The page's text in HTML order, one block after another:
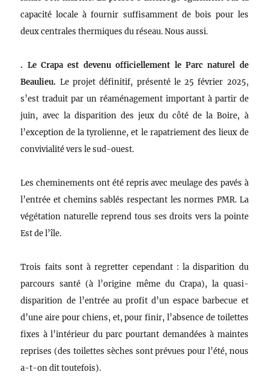
capacité locale à fournir suffisamment de bois pour les
deux centrales thermiques du réseau. Nous aussi.
. Le Crapa est devenu officiellement le Parc naturel de
Beaulieu. Le projet définitif, présenté le 25 février 2025,
s’est traduit par un réaménagement important à partir de
juin, avec la disparition des jeux du côté de la Boire, à
l’exception de la tyrolienne, et le rapatriement des lieux de
convivialité vers le sud-ouest.
Les cheminements ont été repris avec meulage des pavés à
l’entrée et chemins sablés respectant les normes PMR. La
végétation naturelle reprend tous ses droits vers la pointe
Est de l’île.
Trois faits sont à regretter cependant : la disparition du
parcours santé (à l’origine même du Crapa), la quasi-
disparition de l’entrée au profit d’un espace barbecue et
d’une aire pour chiens, et, pour finir, l’absence de toilettes
fixes à l’intérieur du parc pourtant demandées à maintes
reprises (des toilettes sèches sont prévues pour l’été, nous
a-t-on dit toutefois).